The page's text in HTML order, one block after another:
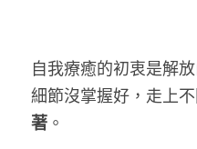
自我療癒的初衷是解
細節沒掌握好，走上
著 。